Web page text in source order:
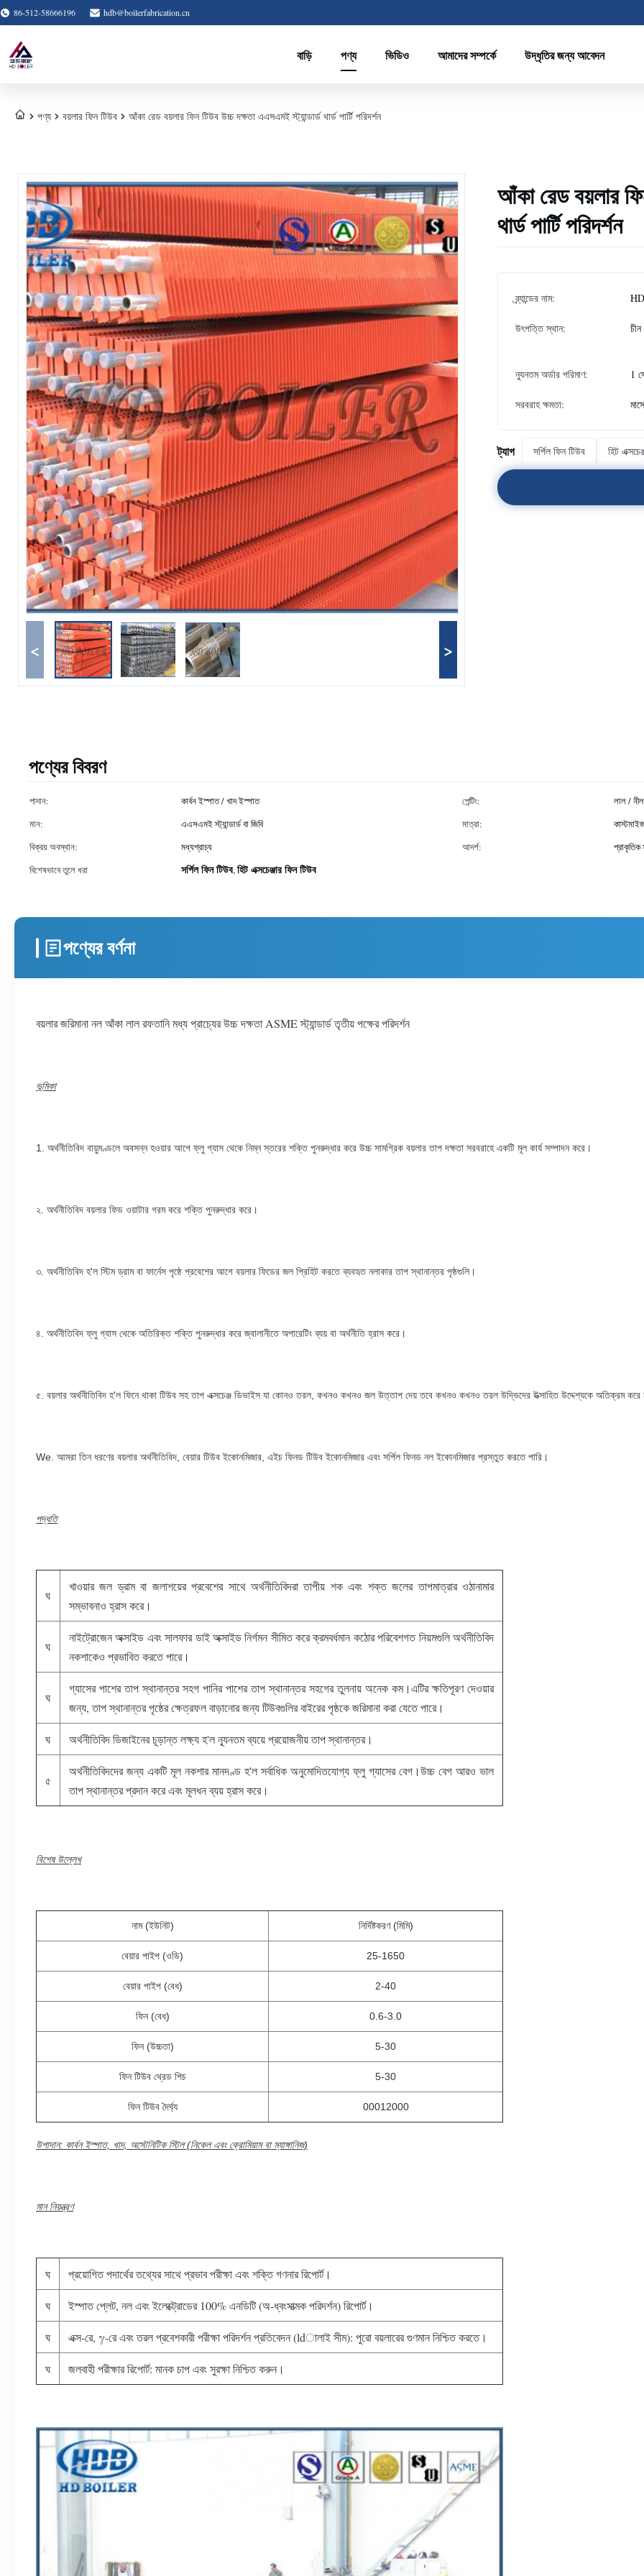
86-512-58666196 hdb@boilerfabrication.cn
বাড়ি পণ্য ভিডিও আমাদের সম্পর্কে উদ্ধৃতির জন্য আবেদন
পণ্য বয়লার ফিন টিউব আঁকা রেড বয়লার ফিন টিউব উচ্চ দক্ষতা এএসএমই স্ট্যান্ডার্ড থার্ড পার্টি পরিদর্শন
< >
আঁকা রেড বয়লার
থার্ড পার্টি পরিদর্শন
ব্র্যান্ডের নাম:
উৎপত্তি স্থান: চীন
ন্যূনতম অর্ডার পরিমাণ: 1
সরবরাহ ক্ষমতা:
ট্যাগ সর্পিল ফিন টিউব হিট
পণ্যের বিবরণ
পাদান: কার্বন ইস্পাত / খাদ ইস্পাত পেন্টিং:
লাল /
মান:
এএসএমই স্ট্যান্ডার্ড বা জিবি মাত্রা:
বিক্রয় অবস্থান:
মধ্যপ্রাচ্য আদর্শ:
প্রাকৃতিক
বিশেষভাবে তুলে ধরা
সর্পিল ফিন টিউব,হিট এক্সচেঞ্জার ফিন টিউব
পণ্যের বর্ণনা
বয়লার জরিমানা নল আঁকা লাল রফতানি মধ্য প্রাচ্যের উচ্চ দক্ষতা ASME স্ট্যান্ডার্ড তৃতীয় পক্ষের পরিদর্শন
ভূমিকা
1. অর্থনীতিবিদ বায়ুমণ্ডলে অবসন্ন হওয়ার আগে ফ্লু গ্যাস থেকে নিম্ন স্তরের শক্তি পুনরুদ্ধার করে উচ্চ সামগ্রিক বয়লার তাপ দক্ষতা সরবরাহে একটি মূল কার্য সম্পাদন করে।
২. অর্থনীতিবিদ বয়লার ফিড ওয়াটার গরম করে শক্তি পুনরুদ্ধার করে।
৩. অর্থনীতিবিদ হ'ল স্টিম ড্রাম বা ফার্নেস পৃষ্ঠে প্রবেশের আগে বয়লার ফিডের জল প্রিহিট করতে ব্যবহৃত নলাকার তাপ স্থানান্তর পৃষ্ঠগুলি।
৪. অর্থনীতিবিদ ফ্লু গ্যাস থেকে অতিরিক্ত শক্তি পুনরুদ্ধার করে জ্বালানীতে অপারেটিং ব্যয় বা অর্থনীতি হ্রাস করে।
৫. বয়লার অর্থনীতিবিদ হ'ল ফিনে থাকা টিউব সহ তাপ এক্সচেঞ্জ ডিভাইস যা কোনও তরল, কখনও কখনও জল উত্তাপ দেয় তবে কখনও কখনও তরল উদ্ভিদের উত্সাহিত উদ্দেশ্যকে অতিক্রম করে
We. আমরা তিন ধরণের বয়লার অর্থনীতিবিদ, বেয়ার টিউব ইকোনমিজার, এইচ ফিনড টিউব ইকোনমিজার এবং সর্পিল ফিনড নল ইকোনমিজার প্রস্তুত করতে পারি।
পদ্ধতি
ঘ
খাওয়ার জল ড্রাম বা জলাশয়ের প্রবেশের সাথে অর্থনীতিবিদরা তাপীয় শক এবং শক্ত জলের তাপমাত্রার ওঠানামার
সম্ভাবনাও হ্রাস করে।
ঘ
নাইট্রোজেন অক্সাইড এবং সালফার ডাই অক্সাইড নির্গমন সীমিত করে ক্রমবর্ধমান কঠোর পরিবেশগত নিয়মগুলি অর্থনীতিবিদ
নকশাকেও প্রভাবিত করতে পারে।
ঘ
গ্যাসের পাশের তাপ স্থানান্তর সহগ পানির পাশের তাপ স্থানান্তর সহগের তুলনায় অনেক কম।এটির ক্ষতিপূরণ দেওয়ার
জন্য, তাপ স্থানান্তর পৃষ্ঠের ক্ষেত্রফল বাড়ানোর জন্য টিউবগুলির বাইরের পৃষ্ঠকে জরিমানা করা যেতে পারে।
ঘ অর্থনীতিবিদ ডিজাইনের চূড়ান্ত লক্ষ্য হ'ল ন্যূনতম ব্যয়ে প্রয়োজনীয় তাপ স্থানান্তর।
৫
অর্থনীতিবিদদের জন্য একটি মূল নকশার মানদণ্ড হ'ল সর্বাধিক অনুমোদিতযোগ্য ফ্লু গ্যাসের বেগ।উচ্চ বেগ আরও ভাল
তাপ স্থানান্তর প্রদান করে এবং মূলধন ব্যয় হ্রাস করে।
বিশেষ উল্লেখ
নাম (ইউনিট) নির্দিষ্টকরণ (মিমি)
বেয়ার পাইপ (ওডি) 25-1650
বেয়ার পাইপ (বেধ) 2-40
ফিন (বেধ) 0.6-3.0
ফিন (উচ্চতা) 5-30
ফিন টিউব থ্রেড পিচ 5-30
ফিন টিউব দৈর্ঘ্য 00012000
উপাদান: কার্বন ইস্পাত, খাদ, অস্টেনিটিক স্টিল (নিকেল এবং ক্রোমিয়াম বা ম্যাঙ্গানিজ)
মান নিয়ন্ত্রণ
ঘ প্রয়োগিত পদার্থের তথ্যের সাথে প্রভাব পরীক্ষা এবং শক্তি গণনার রিপোর্ট।
ঘ ইস্পাত প্লেট, নল এবং ইলেক্ট্রোডের 100% এনডিটি (অ-ধ্বংসাত্মক পরিদর্শন) রিপোর্ট।
ঘ এক্স-রে, γ-রে এবং তরল প্রবেশকারী পরীক্ষা পরিদর্শন প্রতিবেদন (ldালাই সীম): পুরো বয়লারের গুণমান নিশ্চিত করতে।
ঘ জলবাহী পরীক্ষার রিপোর্ট: মানক চাপ এবং সুরক্ষা নিশ্চিত করুন।